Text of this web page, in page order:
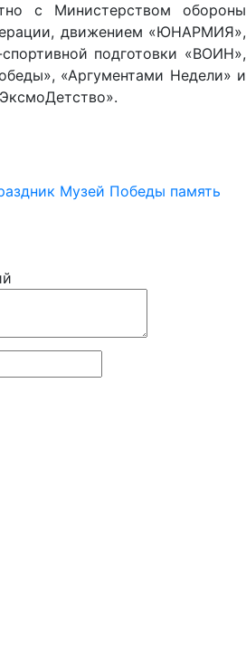
с Министерством обороны
движением «ЮНАРМИЯ»,
подготовки «ВОИН»,
«Аргументами Недели» и
Музей Победы память